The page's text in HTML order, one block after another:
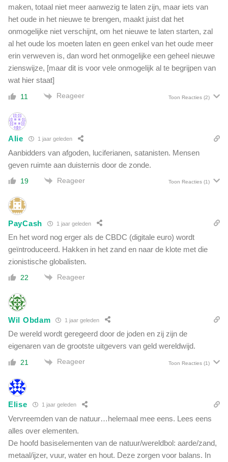
maken, totaal niet meer aanwezig te laten zijn, maar iets van
het oude in het nieuwe te brengen, maakt juist dat het
onmogelijke niet verschijnt, om het nieuwe te laten starten, zal
al het oude los moeten laten en geen enkel van het oude meer
erin verweven is, dan word het onmogelijke een geheel nieuwe
zienswijze, [maar dit is voor vele onmogelijk al te begrijpen van
wat hier staat]
11 Reageer Toon Reacties (2)
Alie 1 jaar geleden
Aanbidders van afgoden, luciferianen, satanisten. Mensen
geven ruimte aan duisternis door de zonde.
19 Reageer Toon Reacties (1)
PayCash 1 jaar geleden
En het word nog erger als de CBDC (digitale euro) wordt
geïntroduceerd. Hakken in het zand en naar de klote met die
zionistische globalisten.
22 Reageer
Wil Obdam 1 jaar geleden
De wereld wordt geregeerd door de joden en zij zijn de
eigenaren van de grootste uitgevers van geld wereldwijd.
21 Reageer Toon Reacties (1)
Elise 1 jaar geleden
Vervreemden van de natuur…helemaal mee eens. Lees eens
alles over elementen.
De hoofd basiselementen van de natuur/wereldbol: aarde/zand,
metaal/ijzer, vuur, water en hout. Deze zorgen voor balans. In